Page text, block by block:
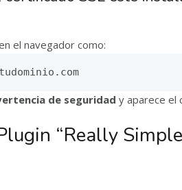
el navegador como:
de seguridad y aparece el
“Really Simple